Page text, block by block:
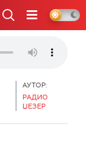
АУТОР:
РАДИО
ЏЕЗЕР